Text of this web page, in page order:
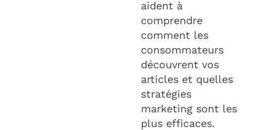
aident à
comprendre
comment les
consommateurs
découvrent vos
articles et quelles
stratégies
marketing sont les
plus efficaces.